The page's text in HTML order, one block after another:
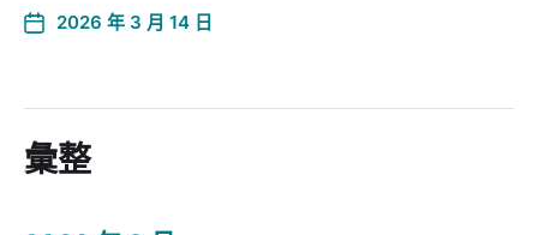
2026 年 3 月 14 日
彙整